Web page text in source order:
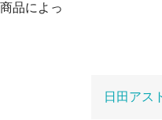
品によっ
日田アス